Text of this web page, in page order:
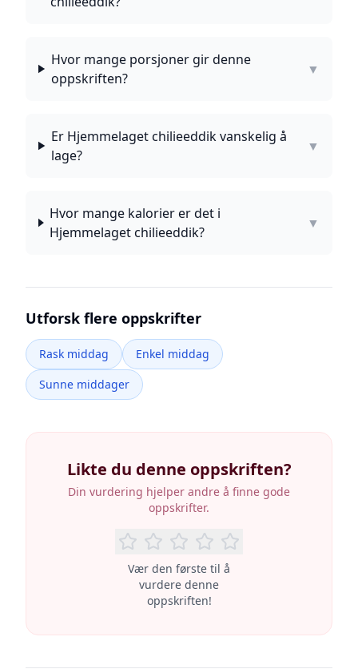
Hvor mange porsjoner gir denne
oppskriften?
▼
Er Hjemmelaget chilieeddik vanskelig å
lage?
▼
Hvor mange kalorier er det i
Hjemmelaget chilieeddik?
▼
Utforsk flere oppskrifter
Rask middag
Enkel middag
Sunne middager
Likte du denne oppskriften?
Din vurdering hjelper andre å finne gode
oppskrifter.
Vær den første til å
vurdere denne
oppskriften!